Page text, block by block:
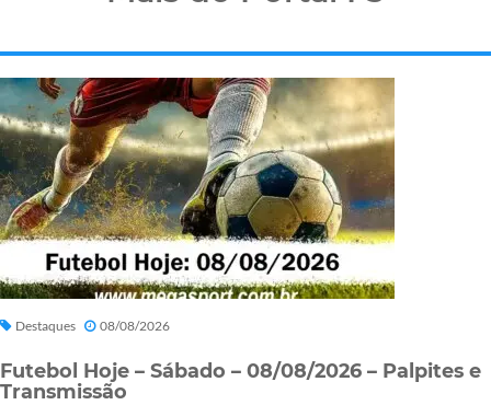
Destaques 08/08/2026
Futebol Hoje – Sábado – 08/08/2026 – Palpites e
Transmissão